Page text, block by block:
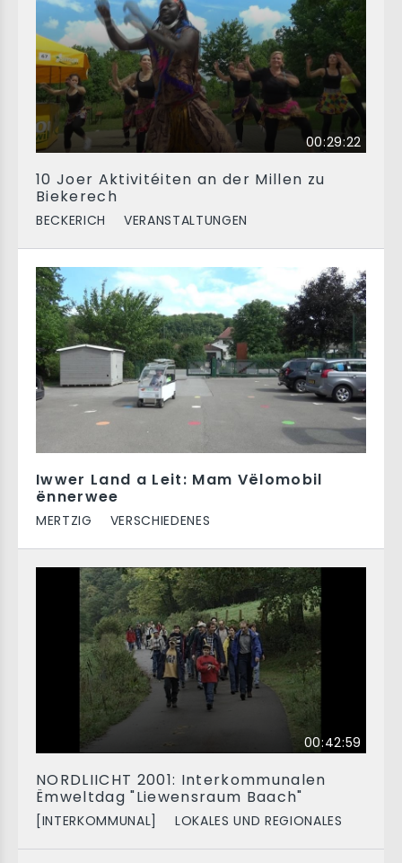
00:29:22
10 Joer Aktivitéiten an der Millen zu
Biekerech
BECKERICH VERANSTALTUNGEN
Iwwer Land a Leit: Mam Vëlomobil
ënnerwee
MERTZIG VERSCHIEDENES
00:42:59
NORDLIICHT 2001: Interkommunalen
Ëmweltdag "Liewensraum Baach"
[INTERKOMMUNAL] LOKALES UND REGIONALES